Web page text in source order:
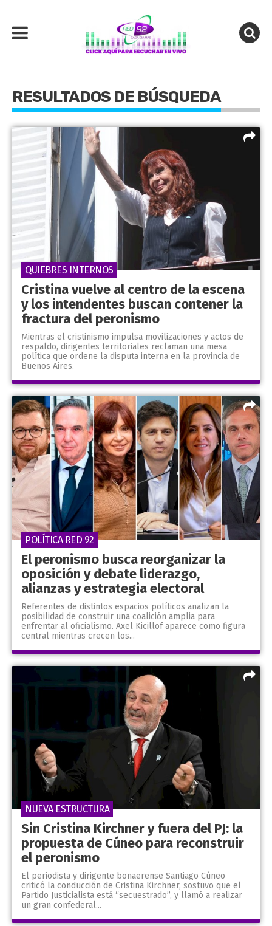
RESULTADOS DE BÚSQUEDA
Cristina vuelve al centro de la escena
y los intendentes buscan contener la
fractura del peronismo
Mientras el cristinismo impulsa movilizaciones y actos de
respaldo, dirigentes territoriales reclaman una mesa
política que ordene la disputa interna en la provincia de
Buenos Aires.
QUIEBRES INTERNOS
El peronismo busca reorganizar la
oposición y debate liderazgo,
alianzas y estrategia electoral
Referentes de distintos espacios políticos analizan la
posibilidad de construir una coalición amplia para
enfrentar al oficialismo. Axel Kicillof aparece como figura
central mientras crecen los...
POLÍTICA RED 92
Sin Cristina Kirchner y fuera del PJ: la
propuesta de Cúneo para reconstruir
el peronismo
El periodista y dirigente bonaerense Santiago Cúneo
criticó la conducción de Cristina Kirchner, sostuvo que el
Partido Justicialista está “secuestrado”, y llamó a realizar
un gran confederal...
NUEVA ESTRUCTURA